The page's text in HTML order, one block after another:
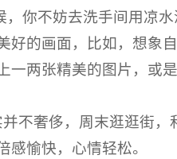
你不妨去洗手间用凉
好的画面，比如，想象
一两张精美的图片，或
不奢侈，周末逛逛街
感愉快，心情轻松。